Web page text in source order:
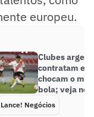
europeu.
Clubes
contratam
chocam o
bola; veja
Lance! Negócios